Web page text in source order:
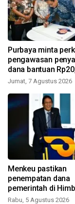
Purbaya minta
pengawasan
dana bantuan
Jumat, 7 Agustus 2026
Menkeu pastikan
penempatan dana
pemerintah di
berjalan
Rabu, 5 Agustus 2026